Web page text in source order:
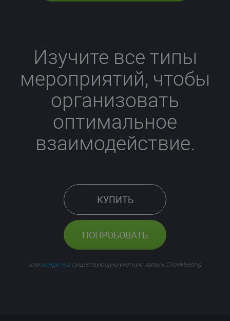
Изучите все типы
мероприятий, чтобы
организовать
оптимальное
взаимодействие.
КУПИТЬ
ПОПРОБОВАТЬ
или войдите в существующую учетную запись ClickMeeting